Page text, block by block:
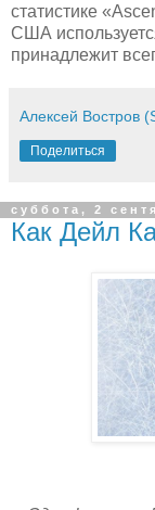
статистике
США
принадлежит
Алексей Востров
Поделиться
суббота, 2
Как Дейл